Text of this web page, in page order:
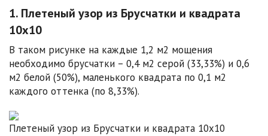
1. Плетеный узор из Брусчатки и квадрата
10х10
В таком рисунке на каждые 1,2 м2 мощения
необходимо брусчатки – 0,4 м2 серой (33,33%) и 0,6
м2 белой (50%), маленького квадрата по 0,1 м2
каждого оттенка (по 8,33%).
Плетеный узор из Брусчатки и квадрата 10х10